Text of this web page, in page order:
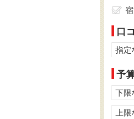
口
指定
予
下限
上